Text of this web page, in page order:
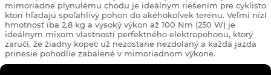
mimoriadne plynulému chodu je ideálnym riešením pre
ktorí hľadajú spoľahlivý pohon do akéhokoľvek terénu. Veľmi
hmotnosť iba 2,8 kg a vysoký výkon až 100 Nm (250 W) je
ideálnym mixom vlastností perfektného elektropohonu, ktorý
zaručí, že žiadny kopec už nezostane nezdolaný a každá jazda
prinesie pohodlie zabalené v mimoriadnom výkone.